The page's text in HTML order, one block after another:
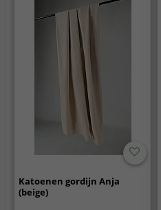
Katoenen gordijn Anja
(beige)